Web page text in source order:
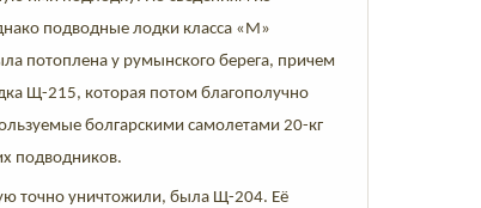
подводные лодки класса «М»
потоплена у румынского берега, причем
Щ-215, которая потом благополучно
болгарскими самолетами 20-кг
подводников.
точно уничтожили, была Щ-204. Её